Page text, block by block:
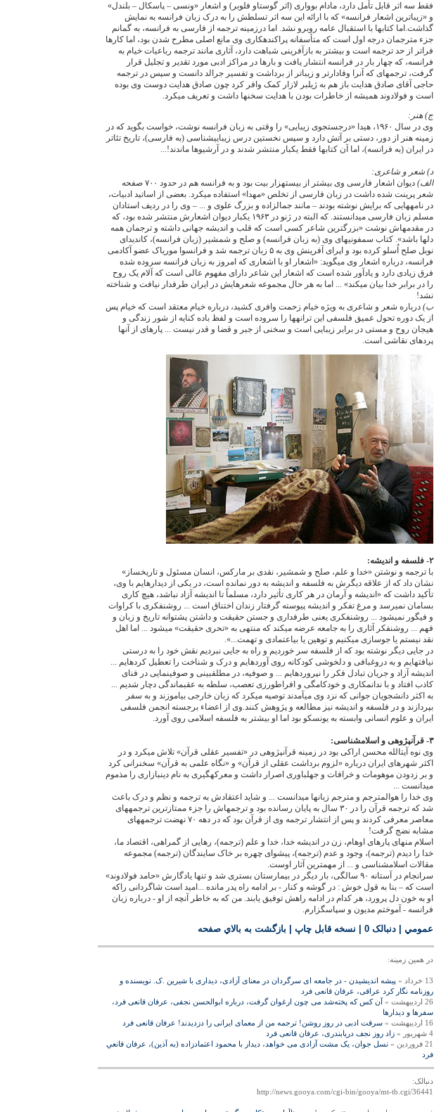
فقط سه اثر قابل تأمل دارد، مادام بوواری (اثر گوستاو فلوبر) و اشعار «ونسی – پاسکال – بلندل»
و «زيباترين اشعار فرانسه» که با ارائه اين سه اثر تسلطش را به درک زبان فرانسه به نمايش
گذاشت.اما کتابها با استقبال عامه روبرو نشد. اما درزمينه‌ ترجمه از فارسی به فرانسه، به گمانم
جزء مترجمان درجه اول است که متأسفانه پراکنده‏کاری وی مانع اصلی مطرح شدن بود، اما کارها
فراتر از حد ترجمه است و بيشتر به بازآفرينی شباهت دارد، آثاری مانند ترجمه رباعيات خيام به
فرانسه، که چهار بار در فرانسه انتشار يافت و بارها در مراکز ادبی مورد تقدير و تجليل قرار
گرفت، ترجمه‏ای که آنرا وفادارتر و زيباتر از برداشت و تفسير جرالد دانست و سپس در ترجمه
حاجی آقای صادق هدايت باز هم به ژيلبر لازار کمک وافر کرد چون صادق هدايت دوست وی بوده
است و فولادوند هميشه از خاطرات بودن با هدايت سخن‏ها داشت و تعريف می‏کرد.
ج) هنر:
وی در سال ۱۹۶۰، هيدا «درجستجوی زيبايی» را وقتی به زبان فرانسه نوشت، خواست بگويد که در
زمينه هنر از دور، دستی بر آتش دارد و سپس نخستين درس زيبايی‏شناسی (به فارسی)‌، تاريخ تئاتر
در ايران (به فرانسه)، اما آن کتابها فقط يکبار منتشر شدند و در آرشيوها ماندند!...
د) شعر و شاعری:
الف)
ديوان اشعار فارسی وی بيشتر از بيست‏هزار بيت بود و به فرانسه هم در حدود ۷۰۰ صفحه
شعر پرينت شده داشت در زبان فارسی از تخلص «مهدا» استفاده ميکرد. بعضی از اساتيد ادبيات،
در نامه‏هايی که برايش نوشته بودند – مانند جمالزاده و بزرگ علوی و ... – وی را در رديف استادان
مسلم زبان فارسی می‏دانستند. که البته در ژنو در ۱۹۶٣ يکبار ديوان اشعارش منتشر شده بود، که
در مقدمه‏اش نوشت «بزرگترين شاعر کسی است که قلب و انديشه جهانی داشته و ترجمان همه
دلها باشد». کتاب سمفونی‏های وی (به زبان فرانسه) و صلح و شمشير (زبان فرانسه)، کانديدای
نوبل صلح اُسلو کرده بود و اپرای آفرينش وی به ۵ زبان ترجمه شد و فرانسوا مورياک عضو آکادمی
فرانسه، درباره‌ اشعار وی می‏گويد: «اشعار او با اشعاری که امروز به زبان فرانسه سروده شده
فرق زيادی دارد و يادآور شده است که اشعار اين شاعر دارای مفهوم عالی است که آلام يک روح
را در برابر خدا بيان می‏کند» ... اما به هر حال مجموعه شعرهايش در ايران طرفدار نيافت و شناخته
نشد!
ب) درباره‌ شعر و شاعری به ويژه خيام زحمت وافری کشيد، درباره‌ خيام معتقد است که خيام پس
از يک دوره تحول عميق فلسفی اين ترانه‏ها را سروده است و لفظ باده کنايه از شور زندگی و
هيجان روح و مستی در برابر زيبايی است و سخنی از جبر و قضا و قدر نيست ... پاره‏ای از آنها
پرده‏ای نقاشی است.
۲- فلسفه و انديشه:
با ترجمه و نوشتن «خدا و علم، صلح و شمشير، نقدی بر مارکس، انسان مسئول و تاريخ‏ساز»
نشان داد که از علاقه ديگرش به فلسفه و انديشه به دور نمانده است، در يکی از ديدارهايم با وی،
تأکيد داشت که «انديشه و آرمان در هر کاری تأثير دارد، مسلماً تا انديشه آزاد نباشد، هيچ کاری
بسامان نمی‏رسد و مرغ تفکر و انديشه پيوسته گرفتار زندان اختناق است ... روشنفکری با کراوات
و فيگور نمی‏شود ... روشنفکری يعنی طرفداری و جستن حقيقت و داشتن پشتوانه تاريخ و زبان و
فهم ... روشنفکر آثاری را به جامعه عرضه می‏کند که منتهی به «تحری حقيقت» می‏شود ... اما اهل
نقد نيستم يا جوسازی می‏کنيم و توهين يا بی‏اعتمادی و تهمت...».
در جايی ديگر نوشته بود که از فلسفه سر خورديم و راه به جايی نبرديم نقش خود را به درستی
نيافته‏ايم و به دروغ‏بافی و دل‏خوشی کودکانه روی آورده‏ايم و درک و شناخت را تعطيل کرده‏ايم ...
انديشه آزاد و جريان تبادل فکر را نپرورده‏ايم ... و صوفيه، در مطلق‏بينی و صوفی‏نمايی در فنای
کاذب افتاد و با ندانم‏کاری و خودکامگی و افراط‏ورزی تعصب، سلطه به عقب‏ماندگی دچار شديم ...
به اکثر دانشجويان جوانی که نزد وی می‏آمدند توصيه می‏کرد که زبان خارجی بياموزند و به سفر
بپردازند و در فلسفه و انديشه نيز مطالعه و پژوهش کنند.وی از اعضاء برجسته انجمن فلسفی
ايران و علوم انسانی وابسته به يونسکو بود اما او بيشتر به فلسفه اسلامی روی آورد.
۳- قرآن‏پژوهی و اسلام‏شناسی:
وی نوه آيت‏الله محسن اراکی بود در زمينه قرآن‏پژوهی در «تفسير عقلی قرآن» تلاش می‏کرد و در
اکثر شهرهای ايران درباره «لزوم برداشت عقلی از قرآن» و «نگاه علمی به قرآن» سخنرانی کرد
و بر زدودن موهومات و خرافات و جهل‏باوری اصرار داشت و معرکه‏گيری به نام دين‏بازاری را مذموم
می‏دانست ...
وی خدا را هوالمترجم و مترجم زبانها می‏دانست ... و شايد اعتقادش به ترجمه و نظم و درک باعث
شد که ترجمه قرآن را در ٣۰ سال به پايان رسانده بود و ترجمه‏اش را جزء ممتازترين ترجمه‏های
معاصر معرفی کردند و پس از انتشار ترجمه وی از قرآن بود که در دهه ۷۰ نهضت ترجمه‏های
مشابه نضج گرفت!
اسلام منهای پاره‏ای اوهام، زن در انديشه خدا، خدا و علم (ترجمه)، رهايی از گمراهی، اقتصاد ما،
خدا را ديدم (ترجمه)، وجود و عدم (ترجمه)، پيشوای چهره بر خاک سايندگان (ترجمه) مجموعه
مقالات اسلام‏شناسی و ... از مهمترين آثار اوست.
سرانجام در آستانه ۹۰ سالگی، بار ديگر در بيمارستان بستری شد و تنها يادگارش «حامد فولادوند»
است که – بنا به قول خوش : در گوشه و کنار - بر ادامه راه پدر مانده ...اميد است شاگردانی راکه
او به خون دل پرورد، هر کدام در ادامه راهش توفيق يابند. من که به خاطر آنچه از او - درباره زبان
فرانسه - آموختم مديون و سپاسگزارم.
عمومي | دنبالک 0 نسخه قابل چاپ بازگشت به بالاي صفحه
در همين زمينه:
13 خرداد »
پیشه اندیشیدن - در جامعه ای سرگردان در معنای آزادی، دیداری با شیرین .ک. نویسنده و
روزنامه نگار کرد عراقی، عرفان قانعی فرد
26 ارديبهشت »
آن‌ کس‌ که‌ پخته‌شد می‌ چون‌ ارغوان‌ گرفت، درباره ابوالحسن نجفی‌، عرفان قانعی فرد،
سفرها و دیدارها
16 ارديبهشت »
سرقت ادبی در روز روشن! ترجمه من از معمای ايرانی را دزديدند! عرفان قانعی فرد
4 شهريور »
زاد روز نجف دريابندری، عرفان قانعی فرد
21 فروردين »
نسل جوان، یک مشت آزادی می خواهد، دیدار با محمود اعتمادزاده (به آذین)، عرفان قانعي
فرد
دنبالک:
http://news.gooya.com/cgi-bin/gooya/mt-tb.cgi/36441